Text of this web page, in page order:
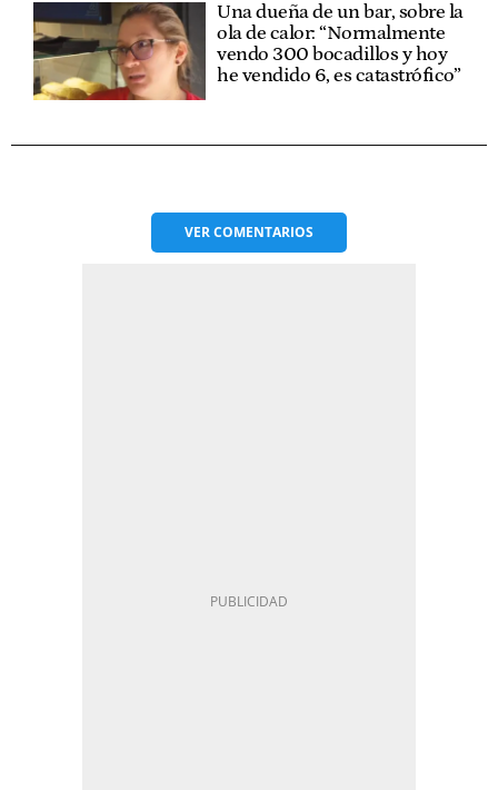
Una dueña de un bar, sobre la
ola de calor: “Normalmente
vendo 300 bocadillos y hoy
he vendido 6, es catastrófico”
VERCOMENTARIOS